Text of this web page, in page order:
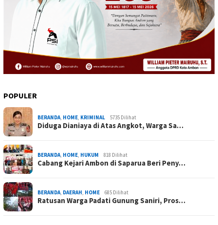
POPULER
BERANDA, HOME, KRIMINAL 5735 Dilihat
Diduga Dianiaya di Atas Angkot, Warga Sa…
BERANDA, HOME, HUKUM 818 Dilihat
Cabang Kejari Ambon di Saparua Beri Peny…
BERANDA, DAERAH, HOME 685 Dilihat
Ratusan Warga Padati Gunung Saniri, Pros…